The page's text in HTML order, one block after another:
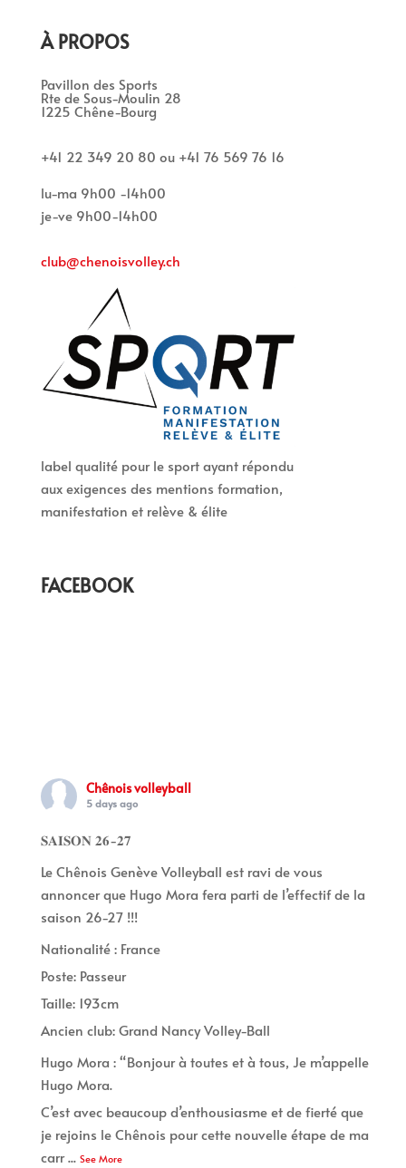
À PROPOS
Pavillon des Sports
Rte de Sous-Moulin 28
1225 Chêne-Bourg
+41 22 349 20 80 ou +41 76 569 76 16
lu-ma 9h00 -14h00
je-ve 9h00-14h00
club@chenoisvolley.ch
label qualité pour le sport ayant répondu
aux exigences des mentions formation,
manifestation et relève & élite
FACEBOOK
Chênois volleyball
5 days ago
𝐒𝐀𝐈𝐒𝐎𝐍 𝟐𝟔-𝟐𝟕
Le Chênois Genève Volleyball est ravi de vous
annoncer que Hugo Mora fera parti de l’effectif de la
saison 26-27 !!!
Nationalité : France
Poste: Passeur
Taille: 193cm
Ancien club: Grand Nancy Volley-Ball
Hugo Mora : “Bonjour à toutes et à tous, Je m’appelle
Hugo Mora.
C’est avec beaucoup d’enthousiasme et de fierté que
je rejoins le Chênois pour cette nouvelle étape de ma
carr... See More